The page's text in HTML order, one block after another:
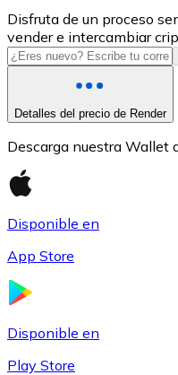
USDC
Disfruta de un proceso
vender e intercambiar
Detalles del precio de Render
Descarga nuestra Wallet
Disponible en
App Store
Disponible en
Play Store